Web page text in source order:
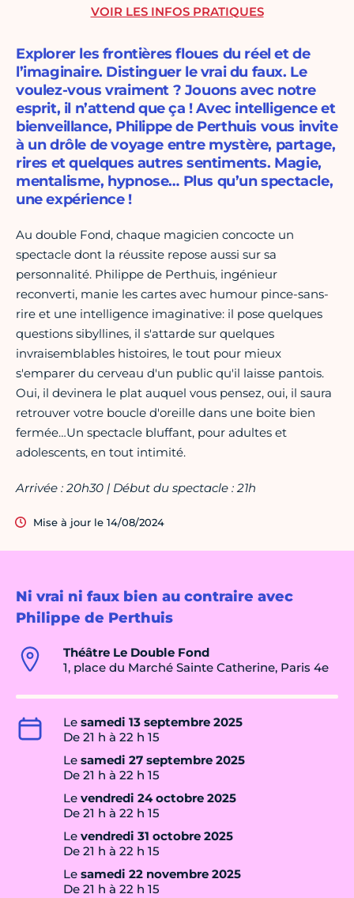
Ni vrai ni faux bien au contraire avec
Philippe de Perthuis
Théâtre Le Double Fond
1, place du Marché Sainte Catherine, Paris 4e
Le samedi 13 septembre 2025
De 21 h à 22 h 15
Le samedi 27 septembre 2025
De 21 h à 22 h 15
Le vendredi 24 octobre 2025
De 21 h à 22 h 15
Le vendredi 31 octobre 2025
De 21 h à 22 h 15
Le samedi 22 novembre 2025
De 21 h à 22 h 15
Explorer les frontières floues du réel et de
l’imaginaire. Distinguer le vrai du faux. Le
voulez-vous vraiment ? Jouons avec notre
esprit, il n’attend que ça ! Avec intelligence et
bienveillance, Philippe de Perthuis vous invite
à un drôle de voyage entre mystère, partage,
rires et quelques autres sentiments. Magie,
mentalisme, hypnose… Plus qu’un spectacle,
une expérience !
Au double Fond, chaque magicien concocte un
spectacle dont la réussite repose aussi sur sa
personnalité. Philippe de Perthuis, ingénieur
reconverti, manie les cartes avec humour pince-sans-
rire et une intelligence imaginative: il pose quelques
questions sibyllines, il s'attarde sur quelques
invraisemblables histoires, le tout pour mieux
s'emparer du cerveau d'un public qu'il laisse pantois.
Oui, il devinera le plat auquel vous pensez, oui, il saura
retrouver votre boucle d'oreille dans une boite bien
fermée…Un spectacle bluffant, pour adultes et
adolescents, en tout intimité.
Arrivée : 20h30 | Début du spectacle : 21h
Mise à jour le 14/08/2024
VOIR LES INFOS PRATIQUES